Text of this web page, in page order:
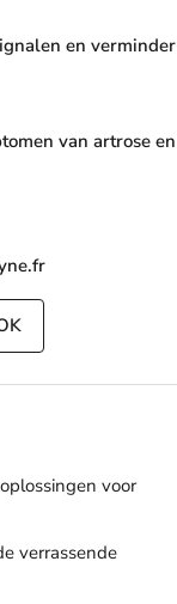
en verminder
van artrose en
voor
verrassende